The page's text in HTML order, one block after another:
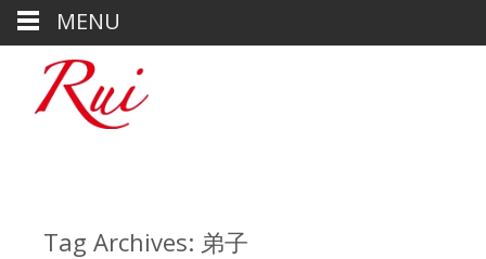
Tag Archives: 弟子
MENU